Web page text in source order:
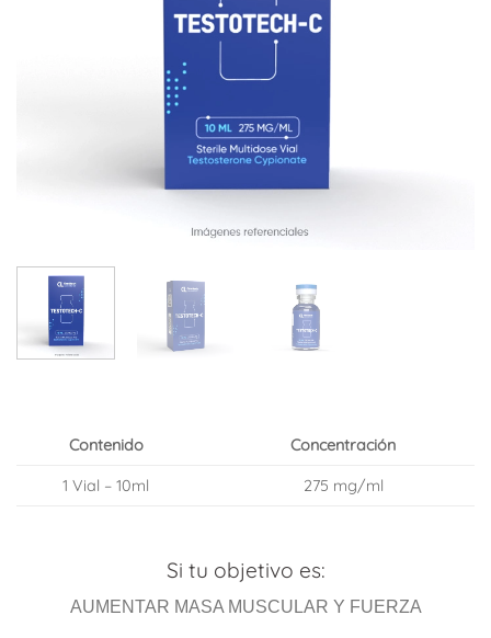
Contenido Concentración
1 Vial – 10ml 275 mg/ml
Si tu objetivo es:
AUMENTAR MASA MUSCULAR Y FUERZA